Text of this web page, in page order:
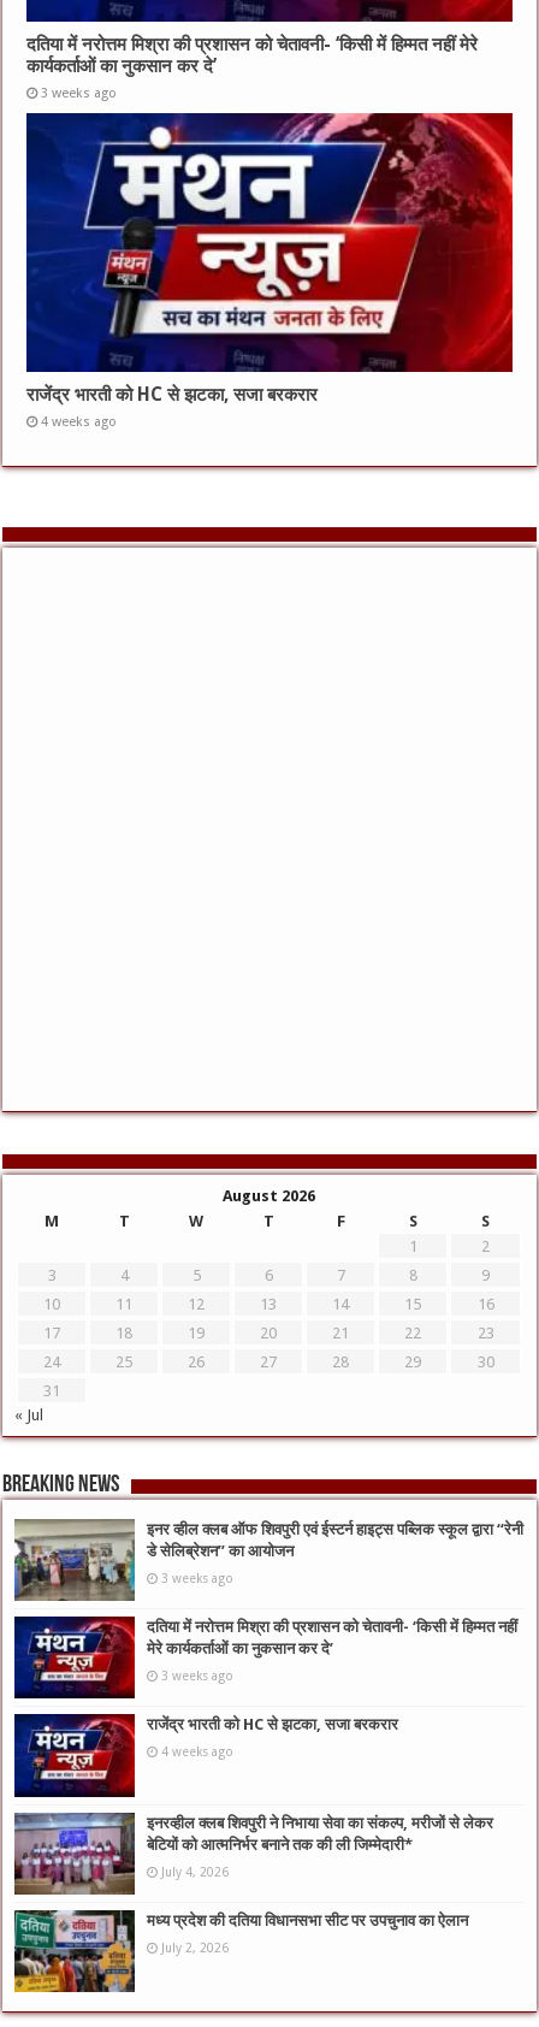
दतिया में नरोत्तम मिश्रा की प्रशासन को चेतावनी- ‘किसी में हिम्मत नहीं मेरे
कार्यकर्ताओं का नुकसान कर दे’
3 weeks ago
राजेंद्र भारती को HC से झटका, सजा बरकरार
4 weeks ago
August 2026
M
T W T F S
S
1
2
3
4 5 6 7 8
9
10
11 12 13 14 15
16
17
18 19 20 21 22
23
24
25 26 27 28 29
30
31
« Jul
Breaking News
इनर व्हील क्लब ऑफ शिवपुरी एवं ईस्टर्न हाइट्स पब्लिक स्कूल द्वारा “रेनी
डे सेलिब्रेशन” का आयोजन
3 weeks ago
दतिया में नरोत्तम मिश्रा की प्रशासन को चेतावनी- ‘किसी में हिम्मत नहीं
मेरे कार्यकर्ताओं का नुकसान कर दे’
3 weeks ago
राजेंद्र भारती को HC से झटका, सजा बरकरार
4 weeks ago
इनरव्हील क्लब शिवपुरी ने निभाया सेवा का संकल्प, मरीजों से लेकर
बेटियों को आत्मनिर्भर बनाने तक की ली जिम्मेदारी*
July 4, 2026
मध्य प्रदेश की दतिया विधानसभा सीट पर उपचुनाव का ऐलान
July 2, 2026